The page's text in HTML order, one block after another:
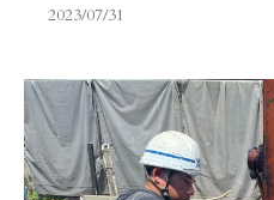
2023/07/31